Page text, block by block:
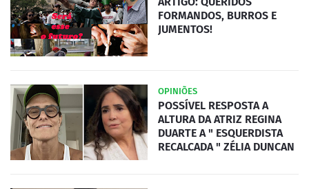
FORMANDOS, BURROS E
JUMENTOS!
OPINIÕES
POSSÍVEL RESPOSTA A
ALTURA DA ATRIZ REGINA
DUARTE A " ESQUERDISTA
RECALCADA " ZÉLIA DUNCAN